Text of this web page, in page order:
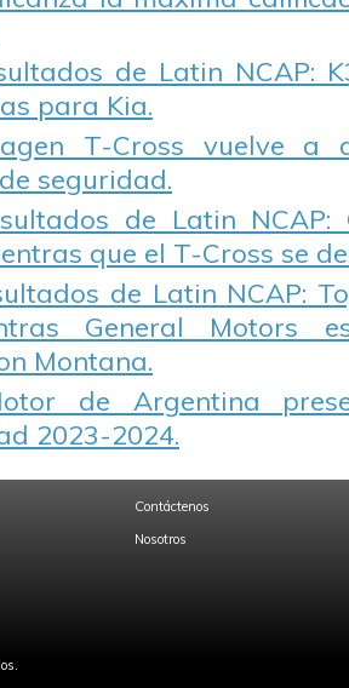
de Latin NCAP:
para Kia.
T-Cross vuelve a
seguridad.
de Latin NCAP:
que el T-Cross se
de Latin NCAP:
General Motors
Montana.
de Argentina
2023-2024.
Contáctenos
Nosotros